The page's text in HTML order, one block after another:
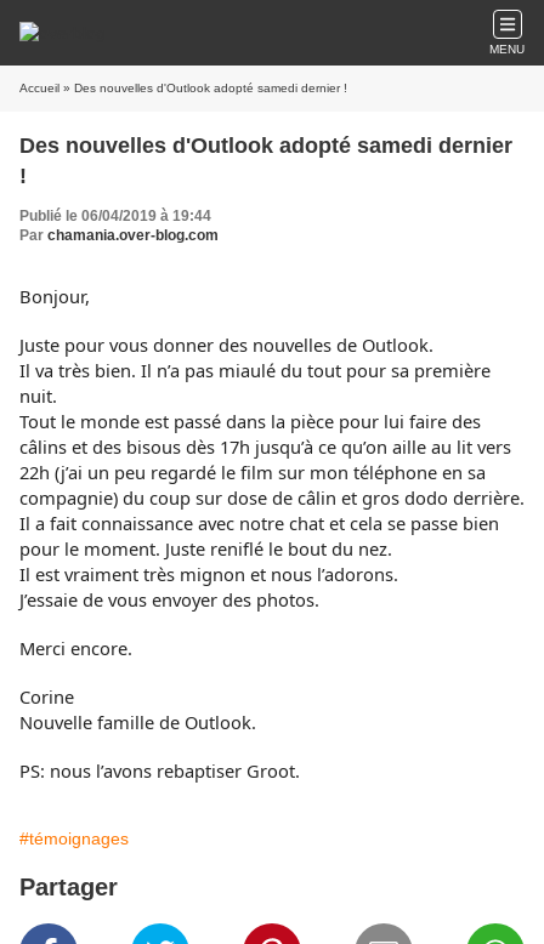
MENU
Accueil » Des nouvelles d'Outlook adopté samedi dernier !
Des nouvelles d'Outlook adopté samedi dernier
!
Publié le 06/04/2019 à 19:44
Par chamania.over-blog.com
Bonjour,
Juste pour vous donner des nouvelles de Outlook.
Il va très bien. Il n’a pas miaulé du tout pour sa première
nuit.
Tout le monde est passé dans la pièce pour lui faire des
câlins et des bisous dès 17h jusqu’à ce qu’on aille au lit vers
22h (j’ai un peu regardé le film sur mon téléphone en sa
compagnie) du coup sur dose de câlin et gros dodo derrière.
Il a fait connaissance avec notre chat et cela se passe bien
pour le moment. Juste reniflé le bout du nez.
Il est vraiment très mignon et nous l’adorons.
J’essaie de vous envoyer des photos.
Merci encore.
Corine
Nouvelle famille de Outlook.
PS: nous l’avons rebaptiser Groot.
#témoignages
Partager